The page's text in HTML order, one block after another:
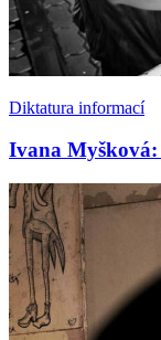
Diktatura informací
Ivana Myšková: